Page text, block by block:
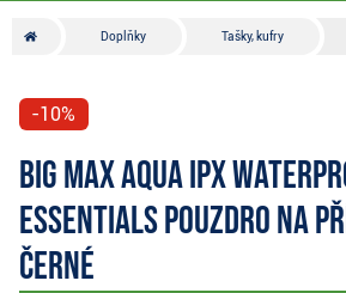
Doplňky Tašky, kufry
-10%
Big Max Aqua IPX
Essentials pouzdro na
černé